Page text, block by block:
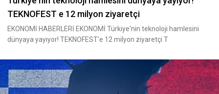
TEKNOFEST e 12 milyon ziyaretçi
EKONOMİ HABERLERİ EKONOMİ Türkiye'nin teknoloji hamlesini
dünyaya yayıyor! TEKNOFEST'e 12 milyon ziyaretçi T